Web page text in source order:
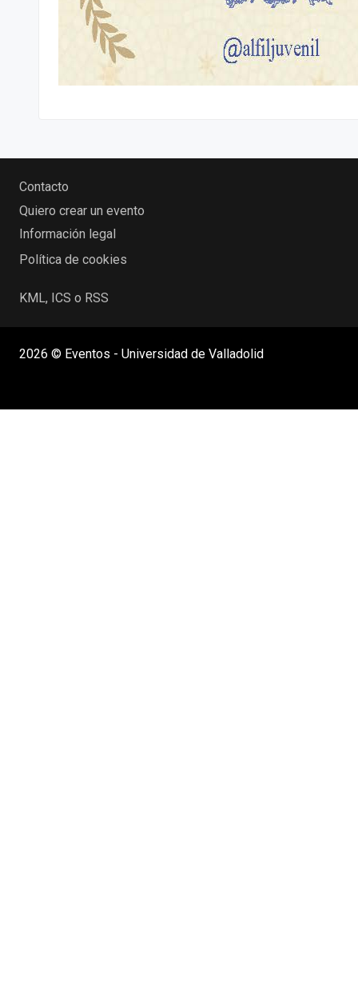
Contacto
Quiero crear un evento
Información legal
Política de cookies
KML, ICS o RSS
2026 © Eventos - Universidad de Valladolid